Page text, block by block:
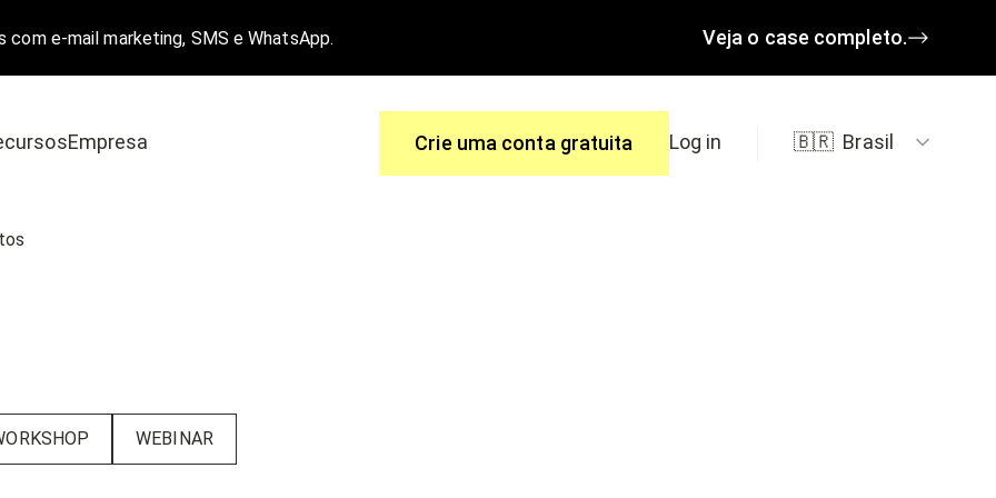
com e-mail marketing, SMS e WhatsApp. Veja o case completo.
commerce
Empresa Crie uma conta gratuita Log in 🇧🇷 Brasil
WEBINAR